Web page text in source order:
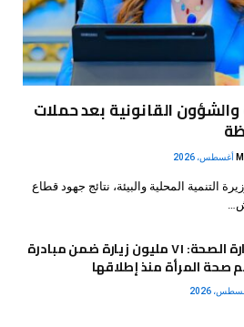
والشؤون القانونية بعد حملات
التنمية المحلية والبيئة، نتائج جهود قطاع
وزارة الصحة: ٧١ مليون زيارة ضمن مبادرة
صحة المرأة منذ إطلاقها